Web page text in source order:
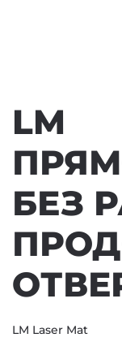
LM
БЕЗ
LM Laser Mat